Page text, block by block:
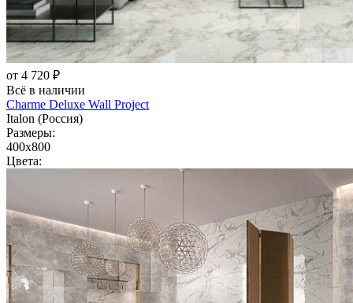
от 4 720 ₽
Всё в наличии
Charme Deluxe Wall Project
Italon (Россия)
Размеры:
400x800
Цвета: